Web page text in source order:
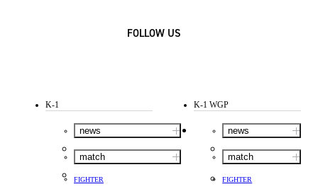
FOLLOW US
K-1
news
match
FIGHTER
K-1 WGP
news
match
FIGHTER